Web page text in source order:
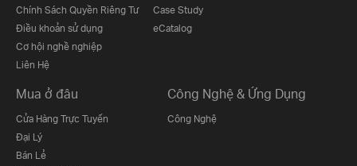
Chính Sách Quyền Riêng Tư
Điều khoản sử dụng
Cơ hội nghề nghiệp
Liên Hệ
Case Study
eCatalog
Mua ở đâu
Cửa Hàng Trực Tuyến
Đại Lý
Bán Lẻ
Công Nghệ & Ứng Dụng
Công Nghệ